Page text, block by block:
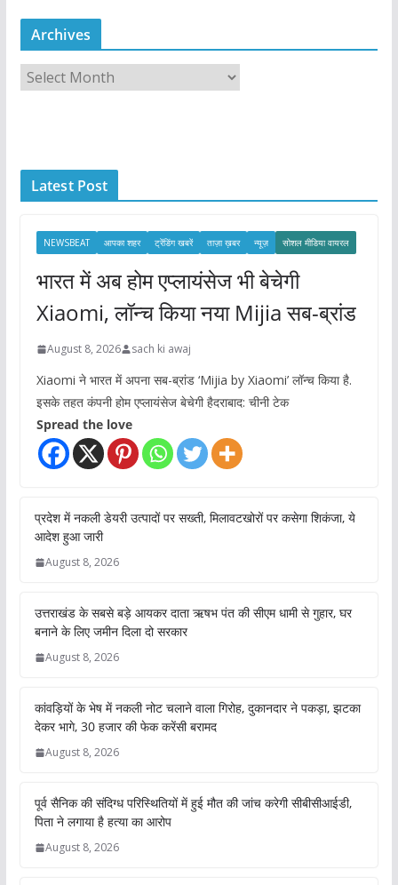
Archives
r
e
Latest Post
NEWSBEAT आपका शहर ट्रेंडिंग खबरें ताज़ा ख़बर न्यूज़ सोशल मीडिया वायरल
भारत में अब होम एप्लायंसेज भी बेचेगी
Xiaomi, लॉन्च किया नया Mijia सब-ब्रांड
August 8, 2026 sach ki awaj
Xiaomi ने भारत में अपना सब-ब्रांड ‘Mijia by Xiaomi’ लॉन्च किया है.
इसके तहत कंपनी होम एप्लायंसेज बेचेगी हैदराबाद: चीनी टेक
Spread the love
प्रदेश में नकली डेयरी उत्पादों पर सख्ती, मिलावटखोरों पर कसेगा शिकंजा, ये
आदेश हुआ जारी
August 8, 2026
उत्तराखंड के सबसे बड़े आयकर दाता ऋषभ पंत की सीएम धामी से गुहार, घर
बनाने के लिए जमीन दिला दो सरकार
August 8, 2026
कांवड़ियों के भेष में नकली नोट चलाने वाला गिरोह, दुकानदार ने पकड़ा, झटका
देकर भागे, 30 हजार की फेक करेंसी बरामद
August 8, 2026
पूर्व सैनिक की संदिग्ध परिस्थितियों में हुई मौत की जांच करेगी सीबीसीआईडी,
पिता ने लगाया है हत्या का आरोप
August 8, 2026